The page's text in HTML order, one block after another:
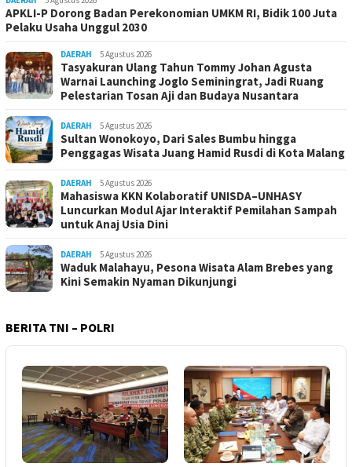
APKLI-P Dorong Badan Perekonomian UMKM RI, Bidik 100 Juta
Pelaku Usaha Unggul 2030
DAERAH 5 Agustus 2026
Tasyakuran Ulang Tahun Tommy Johan Agusta
Warnai Launching Joglo Seminingrat, Jadi Ruang
Pelestarian Tosan Aji dan Budaya Nusantara
DAERAH 5 Agustus 2026
Sultan Wonokoyo, Dari Sales Bumbu hingga
Penggagas Wisata Juang Hamid Rusdi di Kota Malang
DAERAH 5 Agustus 2026
Mahasiswa KKN Kolaboratif UNISDA–UNHASY
Luncurkan Modul Ajar Interaktif Pemilahan Sampah
untuk Anaj Usia Dini
DAERAH 5 Agustus 2026
Waduk Malahayu, Pesona Wisata Alam Brebes yang
Kini Semakin Nyaman Dikunjungi
BERITA TNI – POLRI